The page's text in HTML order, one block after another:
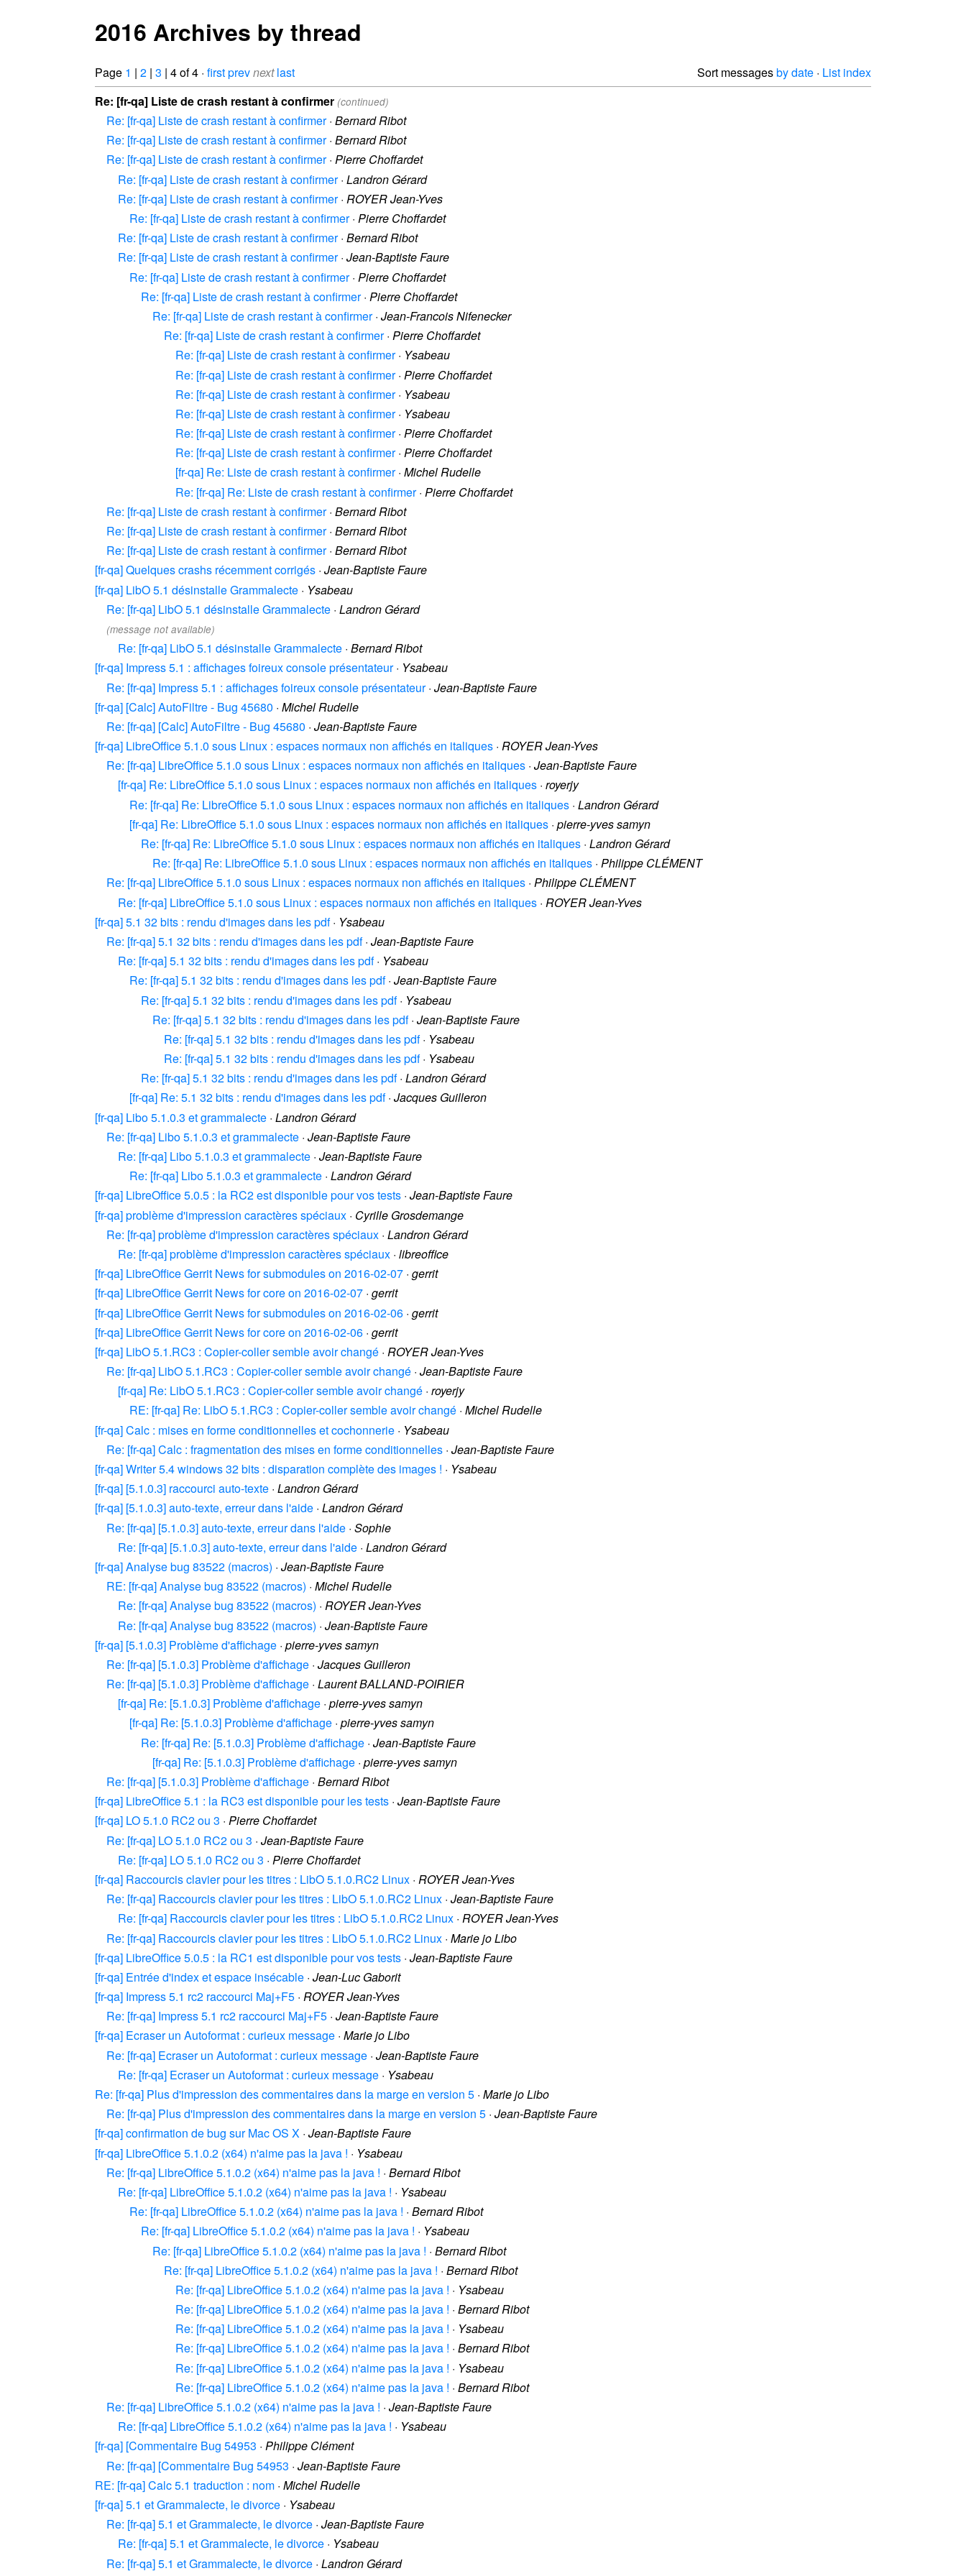
2016 Archives by thread
Page 1 | 2 | 3 | 4 of 4 · firstprevnext last Sort messagesby date · List index
Re: [fr-qa] Liste de crash restant à confirmer (continued)
Re: [fr-qa] Liste de crash restant à confirmer· Bernard Ribot
Re: [fr-qa] Liste de crash restant à confirmer· Bernard Ribot
Re: [fr-qa] Liste de crash restant à confirmer· Pierre Choffardet
Re: [fr-qa] Liste de crash restant à confirmer· Landron Gérard
Re: [fr-qa] Liste de crash restant à confirmer· ROYER Jean-Yves
Re: [fr-qa] Liste de crash restant à confirmer· Pierre Choffardet
Re: [fr-qa] Liste de crash restant à confirmer· Bernard Ribot
Re: [fr-qa] Liste de crash restant à confirmer· Jean-Baptiste Faure
Re: [fr-qa] Liste de crash restant à confirmer· Pierre Choffardet
Re: [fr-qa] Liste de crash restant à confirmer· Pierre Choffardet
Re: [fr-qa] Liste de crash restant à confirmer· Jean-Francois Nifenecker
Re: [fr-qa] Liste de crash restant à confirmer· Pierre Choffardet
Re: [fr-qa] Liste de crash restant à confirmer· Ysabeau
Re: [fr-qa] Liste de crash restant à confirmer· Pierre Choffardet
Re: [fr-qa] Liste de crash restant à confirmer· Ysabeau
Re: [fr-qa] Liste de crash restant à confirmer· Ysabeau
Re: [fr-qa] Liste de crash restant à confirmer· Pierre Choffardet
Re: [fr-qa] Liste de crash restant à confirmer· Pierre Choffardet
[fr-qa] Re: Liste de crash restant à confirmer· Michel Rudelle
Re: [fr-qa] Re: Liste de crash restant à confirmer· Pierre Choffardet
Re: [fr-qa] Liste de crash restant à confirmer· Bernard Ribot
Re: [fr-qa] Liste de crash restant à confirmer· Bernard Ribot
Re: [fr-qa] Liste de crash restant à confirmer· Bernard Ribot
[fr-qa] Quelques crashs récemment corrigés · Jean-Baptiste Faure
[fr-qa] LibO 5.1 désinstalle Grammalecte · Ysabeau
Re: [fr-qa] LibO 5.1 désinstalle Grammalecte · Landron Gérard
(message not available)
Re: [fr-qa] LibO 5.1 désinstalle Grammalecte · Bernard Ribot
[fr-qa] Impress 5.1 : affichages foireux console présentateur· Ysabeau
Re: [fr-qa] Impress 5.1 : affichages foireux console présentateur· Jean-Baptiste Faure
[fr-qa] [Calc] AutoFiltre - Bug 45680 · Michel Rudelle
Re: [fr-qa] [Calc] AutoFiltre - Bug 45680 · Jean-Baptiste Faure
[fr-qa] LibreOffice 5.1.0 sous Linux : espaces normaux non affichés en italiques · ROYER Jean-Yves
Re: [fr-qa] LibreOffice 5.1.0 sous Linux : espaces normaux non affichés en italiques · Jean-Baptiste Faure
[fr-qa] Re: LibreOffice 5.1.0 sous Linux : espaces normaux non affichés en italiques · royerjy
Re: [fr-qa] Re: LibreOffice 5.1.0 sous Linux : espaces normaux non affichés en italiques · Landron Gérard
[fr-qa] Re: LibreOffice 5.1.0 sous Linux : espaces normaux non affichés en italiques · pierre-yves samyn
Re: [fr-qa] Re: LibreOffice 5.1.0 sous Linux : espaces normaux non affichés en italiques · Landron Gérard
Re: [fr-qa] Re: LibreOffice 5.1.0 sous Linux : espaces normaux non affichés en italiques · Philippe CLÉMENT
Re: [fr-qa] LibreOffice 5.1.0 sous Linux : espaces normaux non affichés en italiques · Philippe CLÉMENT
Re: [fr-qa] LibreOffice 5.1.0 sous Linux : espaces normaux non affichés en italiques · ROYER Jean-Yves
[fr-qa] 5.1 32 bits : rendu d'images dans les pdf· Ysabeau
Re: [fr-qa] 5.1 32 bits : rendu d'images dans les pdf· Jean-Baptiste Faure
Re: [fr-qa] 5.1 32 bits : rendu d'images dans les pdf· Ysabeau
Re: [fr-qa] 5.1 32 bits : rendu d'images dans les pdf· Jean-Baptiste Faure
Re: [fr-qa] 5.1 32 bits : rendu d'images dans les pdf· Ysabeau
Re: [fr-qa] 5.1 32 bits : rendu d'images dans les pdf· Jean-Baptiste Faure
Re: [fr-qa] 5.1 32 bits : rendu d'images dans les pdf· Ysabeau
Re: [fr-qa] 5.1 32 bits : rendu d'images dans les pdf· Ysabeau
Re: [fr-qa] 5.1 32 bits : rendu d'images dans les pdf· Landron Gérard
[fr-qa] Re: 5.1 32 bits : rendu d'images dans les pdf· Jacques Guilleron
[fr-qa] Libo 5.1.0.3 et grammalecte · Landron Gérard
Re: [fr-qa] Libo 5.1.0.3 et grammalecte · Jean-Baptiste Faure
Re: [fr-qa] Libo 5.1.0.3 et grammalecte · Jean-Baptiste Faure
Re: [fr-qa] Libo 5.1.0.3 et grammalecte · Landron Gérard
[fr-qa] LibreOffice 5.0.5 : la RC2 est disponible pour vos tests · Jean-Baptiste Faure
[fr-qa] problème d'impression caractères spéciaux · Cyrille Grosdemange
Re: [fr-qa] problème d'impression caractères spéciaux · Landron Gérard
Re: [fr-qa] problème d'impression caractères spéciaux · libreoffice
[fr-qa] LibreOffice Gerrit News for submodules on 2016-02-07 · gerrit
[fr-qa] LibreOffice Gerrit News for core on 2016-02-07 · gerrit
[fr-qa] LibreOffice Gerrit News for submodules on 2016-02-06 · gerrit
[fr-qa] LibreOffice Gerrit News for core on 2016-02-06 · gerrit
[fr-qa] LibO 5.1.RC3 : Copier-coller semble avoir changé · ROYER Jean-Yves
Re: [fr-qa] LibO 5.1.RC3 : Copier-coller semble avoir changé · Jean-Baptiste Faure
[fr-qa] Re: LibO 5.1.RC3 : Copier-coller semble avoir changé · royerjy
RE: [fr-qa] Re: LibO 5.1.RC3 : Copier-coller semble avoir changé · Michel Rudelle
[fr-qa] Calc : mises en forme conditionnelles et cochonnerie · Ysabeau
Re: [fr-qa] Calc : fragmentation des mises en forme conditionnelles · Jean-Baptiste Faure
[fr-qa] Writer 5.4 windows 32 bits : disparation complète des images ! · Ysabeau
[fr-qa] [5.1.0.3] raccourci auto-texte · Landron Gérard
[fr-qa] [5.1.0.3] auto-texte, erreur dans l'aide · Landron Gérard
Re: [fr-qa] [5.1.0.3] auto-texte, erreur dans l'aide · Sophie
Re: [fr-qa] [5.1.0.3] auto-texte, erreur dans l'aide · Landron Gérard
[fr-qa] Analyse bug 83522 (macros) · Jean-Baptiste Faure
RE: [fr-qa] Analyse bug 83522 (macros) · Michel Rudelle
Re: [fr-qa] Analyse bug 83522 (macros) · ROYER Jean-Yves
Re: [fr-qa] Analyse bug 83522 (macros) · Jean-Baptiste Faure
[fr-qa] [5.1.0.3] Problème d'affichage · pierre-yves samyn
Re: [fr-qa] [5.1.0.3] Problème d'affichage · Jacques Guilleron
Re: [fr-qa] [5.1.0.3] Problème d'affichage · Laurent BALLAND-POIRIER
[fr-qa] Re: [5.1.0.3] Problème d'affichage · pierre-yves samyn
[fr-qa] Re: [5.1.0.3] Problème d'affichage · pierre-yves samyn
Re: [fr-qa] Re: [5.1.0.3] Problème d'affichage · Jean-Baptiste Faure
[fr-qa] Re: [5.1.0.3] Problème d'affichage · pierre-yves samyn
Re: [fr-qa] [5.1.0.3] Problème d'affichage · Bernard Ribot
[fr-qa] LibreOffice 5.1 : la RC3 est disponible pour les tests · Jean-Baptiste Faure
[fr-qa] LO 5.1.0 RC2 ou 3 · Pierre Choffardet
Re: [fr-qa] LO 5.1.0 RC2 ou 3 · Jean-Baptiste Faure
Re: [fr-qa] LO 5.1.0 RC2 ou 3 · Pierre Choffardet
[fr-qa] Raccourcis clavier pour les titres : LibO 5.1.0.RC2 Linux · ROYER Jean-Yves
Re: [fr-qa] Raccourcis clavier pour les titres : LibO 5.1.0.RC2 Linux · Jean-Baptiste Faure
Re: [fr-qa] Raccourcis clavier pour les titres : LibO 5.1.0.RC2 Linux · ROYER Jean-Yves
Re: [fr-qa] Raccourcis clavier pour les titres : LibO 5.1.0.RC2 Linux · Marie jo Libo
[fr-qa] LibreOffice 5.0.5 : la RC1 est disponible pour vos tests · Jean-Baptiste Faure
[fr-qa] Entrée d'index et espace insécable · Jean-Luc Gaborit
[fr-qa] Impress 5.1 rc2 raccourci Maj+F5 · ROYER Jean-Yves
Re: [fr-qa] Impress 5.1 rc2 raccourci Maj+F5 · Jean-Baptiste Faure
[fr-qa] Ecraser un Autoformat : curieux message · Marie jo Libo
Re: [fr-qa] Ecraser un Autoformat : curieux message · Jean-Baptiste Faure
Re: [fr-qa] Ecraser un Autoformat : curieux message · Ysabeau
Re: [fr-qa] Plus d'impression des commentaires dans la marge en version 5 · Marie jo Libo
Re: [fr-qa] Plus d'impression des commentaires dans la marge en version 5 · Jean-Baptiste Faure
[fr-qa] confirmation de bug sur Mac OS X · Jean-Baptiste Faure
[fr-qa] LibreOffice 5.1.0.2 (x64) n'aime pas la java ! · Ysabeau
Re: [fr-qa] LibreOffice 5.1.0.2 (x64) n'aime pas la java ! · Bernard Ribot
Re: [fr-qa] LibreOffice 5.1.0.2 (x64) n'aime pas la java ! · Ysabeau
Re: [fr-qa] LibreOffice 5.1.0.2 (x64) n'aime pas la java ! · Bernard Ribot
Re: [fr-qa] LibreOffice 5.1.0.2 (x64) n'aime pas la java ! · Ysabeau
Re: [fr-qa] LibreOffice 5.1.0.2 (x64) n'aime pas la java ! · Bernard Ribot
Re: [fr-qa] LibreOffice 5.1.0.2 (x64) n'aime pas la java ! · Bernard Ribot
Re: [fr-qa] LibreOffice 5.1.0.2 (x64) n'aime pas la java ! · Ysabeau
Re: [fr-qa] LibreOffice 5.1.0.2 (x64) n'aime pas la java ! · Bernard Ribot
Re: [fr-qa] LibreOffice 5.1.0.2 (x64) n'aime pas la java ! · Ysabeau
Re: [fr-qa] LibreOffice 5.1.0.2 (x64) n'aime pas la java ! · Bernard Ribot
Re: [fr-qa] LibreOffice 5.1.0.2 (x64) n'aime pas la java ! · Ysabeau
Re: [fr-qa] LibreOffice 5.1.0.2 (x64) n'aime pas la java ! · Bernard Ribot
Re: [fr-qa] LibreOffice 5.1.0.2 (x64) n'aime pas la java ! · Jean-Baptiste Faure
Re: [fr-qa] LibreOffice 5.1.0.2 (x64) n'aime pas la java ! · Ysabeau
[fr-qa] [Commentaire Bug 54953 · Philippe Clément
Re: [fr-qa] [Commentaire Bug 54953 · Jean-Baptiste Faure
RE: [fr-qa] Calc 5.1 traduction : nom · Michel Rudelle
[fr-qa] 5.1 et Grammalecte, le divorce · Ysabeau
Re: [fr-qa] 5.1 et Grammalecte, le divorce · Jean-Baptiste Faure
Re: [fr-qa] 5.1 et Grammalecte, le divorce · Ysabeau
Re: [fr-qa] 5.1 et Grammalecte, le divorce · Landron Gérard